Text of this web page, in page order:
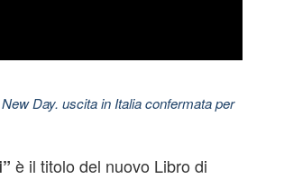
Day. uscita in Italia confermata per
è il titolo del nuovo Libro di